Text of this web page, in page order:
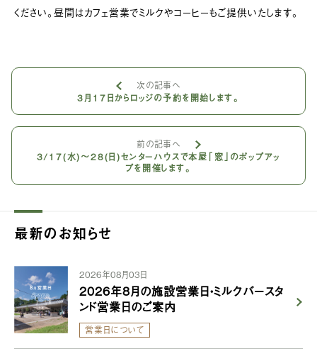
ください。昼間はカフェ営業でミルクやコーヒーもご提供いたします。
次の記事へ
3月17日からロッジの予約を開始します。
前の記事へ
3/17(水)〜28(日)センターハウスで本屋「窓」のポップアッ
プを開催します。
最新のお知らせ
2026年08月03日
2026年8月の施設営業日・ミルクバースタ
ンド営業日のご案内
営業日について